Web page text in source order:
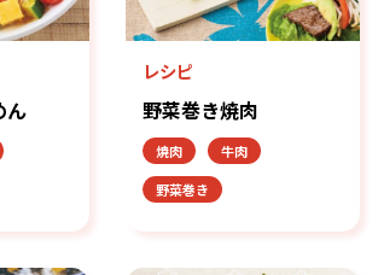
ん
レシピ
野菜巻き焼肉
焼肉
牛肉
野菜巻き